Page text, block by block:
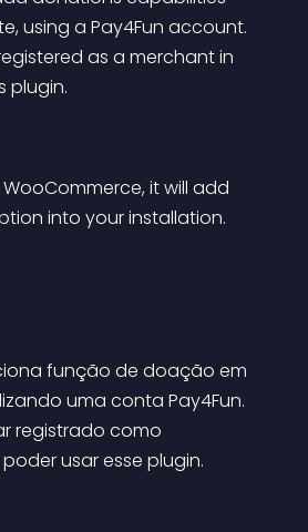
using a Pay4Fun account.
as a merchant in
plugin.
it will add
into your installation.
função de doação em
uma conta Pay4Fun.
registrado como
usar esse plugin.